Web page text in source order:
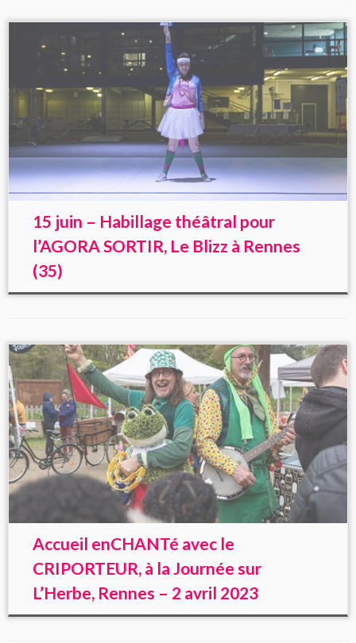
15 juin – Habillage théâtral pour
l’AGORA SORTIR, Le Blizz à Rennes
(35)
Accueil enCHANTé avec le
CRIPORTEUR, à la Journée sur
L’Herbe, Rennes – 2 avril 2023